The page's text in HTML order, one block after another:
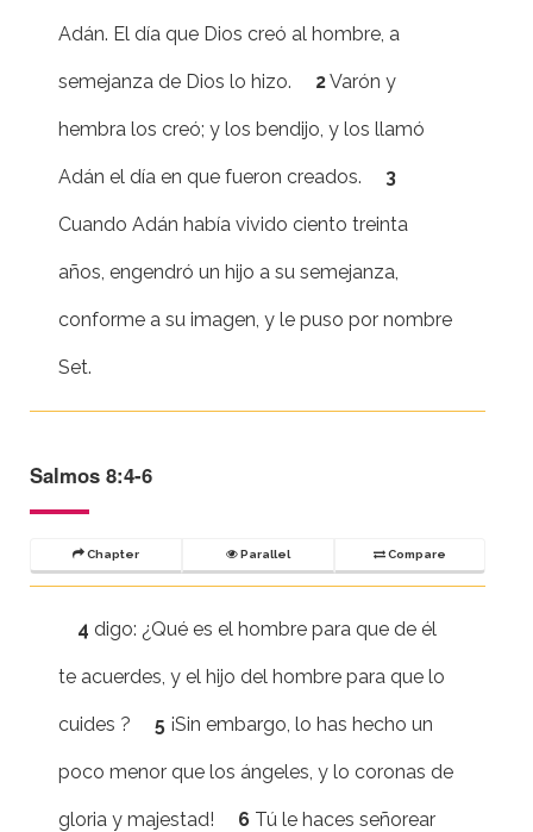
Adán. El día que Dios creó al hombre, a
semejanza de Dios lo hizo. 2Varón y
hembra los creó; y los bendijo, y los llamó
Adán el día en que fueron creados. 3
Cuando Adán había vivido ciento treinta
años, engendró un hijo a su semejanza,
conforme a su imagen, y le puso por nombre
Set.
Salmos 8:4-6
Chapter Parallel Compare
4 digo: ¿Qué es el hombre para que de él
te acuerdes, y el hijo del hombre para que lo
cuides ? 5 ¡Sin embargo, lo has hecho un
poco menor que los ángeles, y lo coronas de
gloria y majestad! 6 Tú le haces señorear